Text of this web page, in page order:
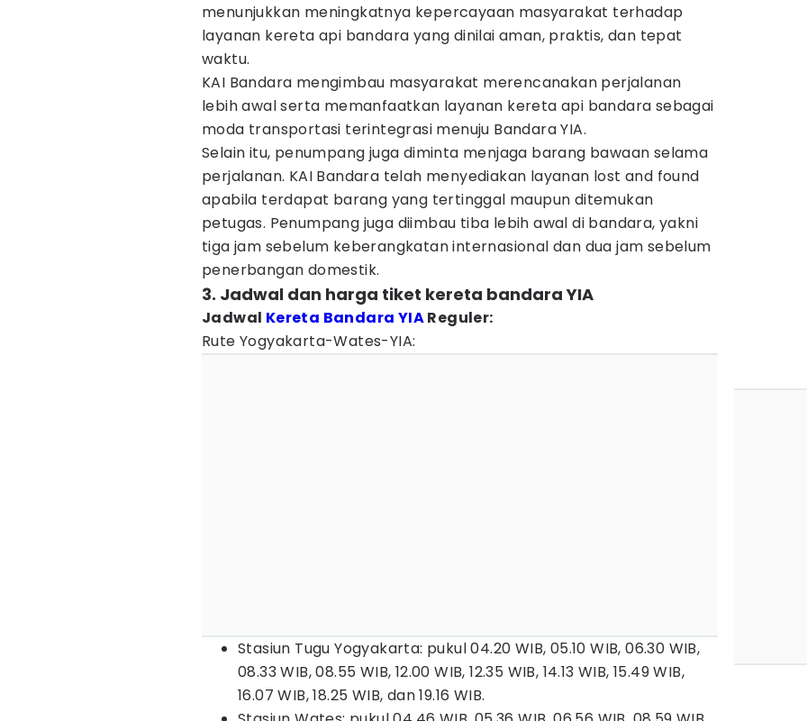
menunjukkan meningkatnya kepercayaan masyarakat terhadap
layanan kereta api bandara yang dinilai aman, praktis, dan tepat
waktu.
KAI Bandara mengimbau masyarakat merencanakan perjalanan
lebih awal serta memanfaatkan layanan kereta api bandara sebagai
moda transportasi terintegrasi menuju Bandara YIA.
Selain itu, penumpang juga diminta menjaga barang bawaan selama
perjalanan. KAI Bandara telah menyediakan layanan lost and found
apabila terdapat barang yang tertinggal maupun ditemukan
petugas. Penumpang juga diimbau tiba lebih awal di bandara, yakni
tiga jam sebelum keberangkatan internasional dan dua jam sebelum
penerbangan domestik.
3. Jadwal dan harga tiket kereta bandara YIA
Jadwal Kereta Bandara YIAReguler:
Rute Yogyakarta-Wates-YIA:
Stasiun Tugu Yogyakarta: pukul 04.20 WIB, 05.10 WIB, 06.30 WIB,
08.33 WIB, 08.55 WIB, 12.00 WIB, 12.35 WIB, 14.13 WIB, 15.49 WIB,
16.07 WIB, 18.25 WIB, dan 19.16 WIB.